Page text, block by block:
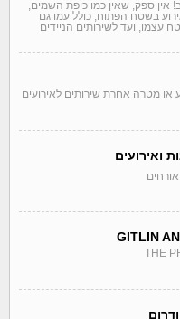
אין ספק, שאין כמו כיפת השמים,
בשטח הפתוח, כולל עמו גם
ועד לשירותים הניידים
או מטרה אחרת שירותים לאירועים
ואירועים
GITLIN
THE